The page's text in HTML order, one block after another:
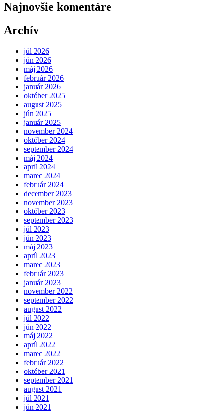
Najnovšie komentáre
Archív
júl 2026
jún 2026
máj 2026
február 2026
január 2026
október 2025
august 2025
jún 2025
január 2025
november 2024
október 2024
september 2024
máj 2024
apríl 2024
marec 2024
február 2024
december 2023
november 2023
október 2023
september 2023
júl 2023
jún 2023
máj 2023
apríl 2023
marec 2023
február 2023
január 2023
november 2022
september 2022
august 2022
júl 2022
jún 2022
máj 2022
apríl 2022
marec 2022
február 2022
október 2021
september 2021
august 2021
júl 2021
jún 2021